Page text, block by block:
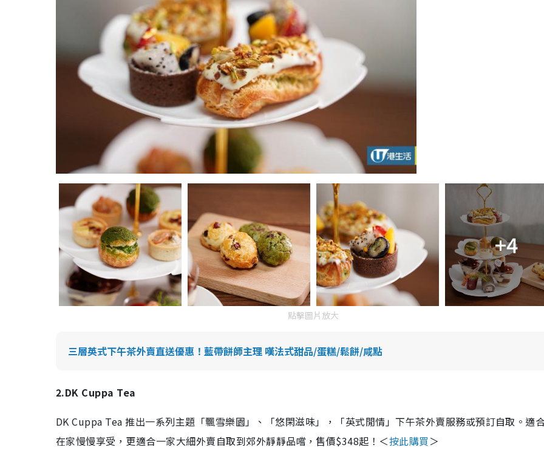
+4
點擊圖片放大
三層英式下午茶外賣直送優惠！藍帶餅師主理 嘆法式甜品/蛋糕/鬆餅/咸點
2.DK Cuppa Tea
DK Cuppa Tea 推出一系列主題「飄雪樂園」、「悠閑滋味」，「英式閒情」下午茶外賣服務或預訂自取。適
在家慢慢享受，更適合一家大細外賣自取到郊外靜靜品嚐，售價$348起！＜按此購買 ＞